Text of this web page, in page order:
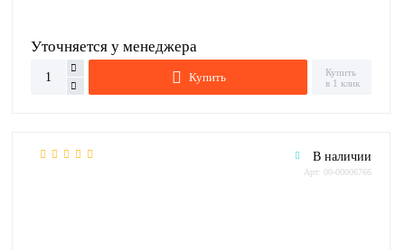
Уточняется у менеджера
Купить
Купить
в 1 клик
В наличии
Арт: 00-00006766